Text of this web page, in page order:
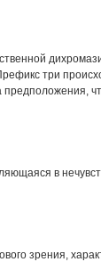
три
предположения,
в
зрения,